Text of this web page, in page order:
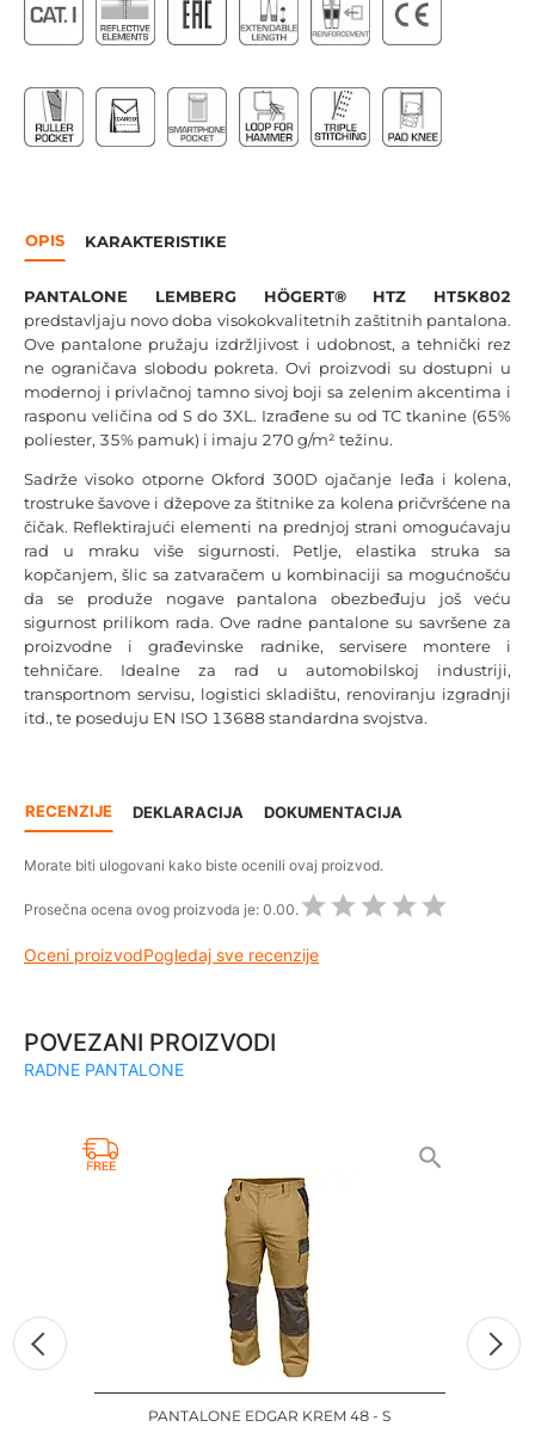
OPIS KARAKTERISTIKE
PANTALONE LEMBERG HÖGERT® HTZ HT5K802
predstavljaju novo doba visokokvalitetnih zaštitnih pantalona.
Ove pantalone pružaju izdržljivost i udobnost, a tehnički rez
ne ograničava slobodu pokreta. Ovi proizvodi su dostupni u
modernoj i privlačnoj tamno sivoj boji sa zelenim akcentima i
rasponu veličina od S do 3XL. Izrađene su od TC tkanine (65%
poliester, 35% pamuk) i imaju 270 g/m² težinu.
Sadrže visoko otporne Okford 300D ojačanje leđa i kolena,
trostruke šavove i džepove za štitnike za kolena pričvršćene na
čičak. Reflektirajući elementi na prednjoj strani omogućavaju
rad u mraku više sigurnosti. Petlje, elastika struka sa
kopčanjem, šlic sa zatvaračem u kombinaciji sa mogućnošću
da se produže nogave pantalona obezbeđuju još veću
sigurnost prilikom rada. Ove radne pantalone su savršene za
proizvodne i građevinske radnike, servisere montere i
tehničare. Idealne za rad u automobilskoj industriji,
transportnom servisu, logistici skladištu, renoviranju izgradnji
itd., te poseduju EN ISO 13688 standardna svojstva.
RECENZIJE DEKLARACIJA DOKUMENTACIJA
Morate biti ulogovani kako biste ocenili ovaj proizvod.
Prosečna ocena ovog proizvoda je: 0.00.
Oceni proizvodPogledaj sve recenzije
POVEZANI PROIZVODI
RADNE PANTALONE
PANTALONE EDGAR KREM 48 - S